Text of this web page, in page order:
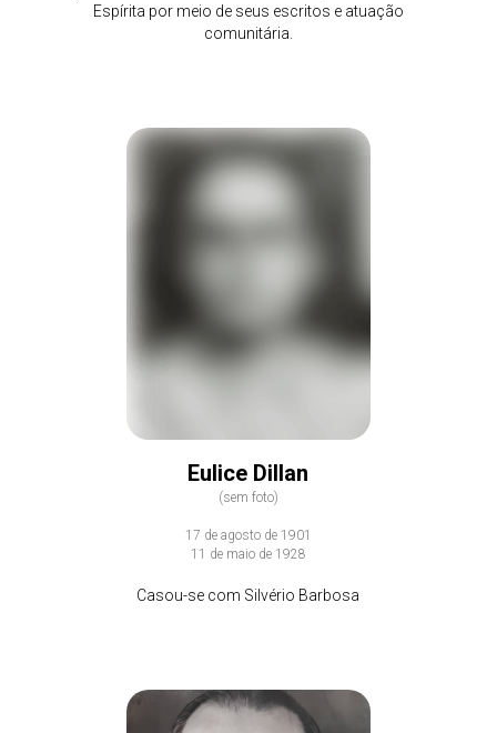
Espírita por meio de seus escritos e atuação
comunitária.
Eulice Dillan
(sem foto)
17 de agosto de 1901
11 de maio de 1928
Casou-se com Silvério Barbosa